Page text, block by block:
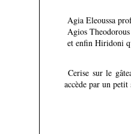
Agia Eleoussa
Agios
et enfin Hiridoni
Cerise sur le
accède par un